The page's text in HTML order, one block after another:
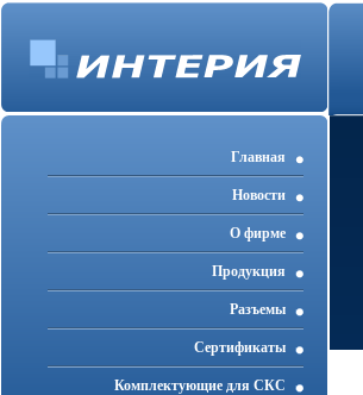
Главная
Новости
О фирме
Продукция
Разъемы
Cертификаты
Комплектующие для СКС